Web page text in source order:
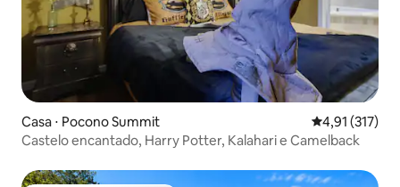
Casa ⋅ Pocono Summit 4,91 de uma
4,91 (317)
Castelo encantado, Harry Potter, Kalahari e Camelback